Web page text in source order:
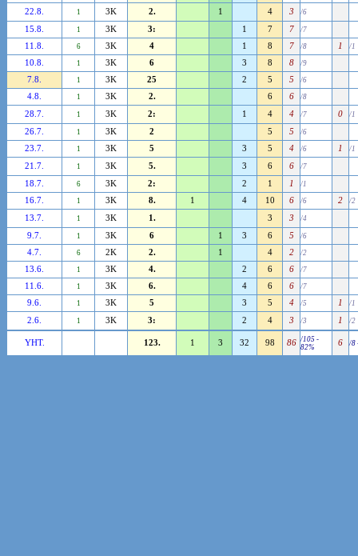
22.8.
1 3K 2. 1 4 3 /6
15.8. 1 3K 3: 1 7 7 /7
11.8. 6 3K 4 1 8 7 /8 1 /1
10.8. 1 3K 6 3 8 8 /9
7.8. 1 3K 25 2 5 5 /6
4.8. 1 3K 2. 6 6 /8
28.7. 1 3K 2: 1 4 4 /7 0 /1
26.7. 1 3K 2 5 5 /6
23.7. 1 3K 5 3 5 4 /6 1 /1
21.7. 1 3K 5. 3 6 6 /7
18.7. 6 3K 2: 2 1 1 /1
16.7. 1 3K 8. 1 4 10 6 /6 2 /2
13.7. 1 3K 1. 3 3 /4
9.7. 1 3K 6 1 3 6 5 /6
4.7. 6 2K 2. 1 4 2 /2
13.6. 1 3K 4. 2 6 6 /7
11.6. 1 3K 6. 4 6 6 /7
9.6. 1 3K 5 3 5 4 /5 1 /1
2.6. 1 3K 3: 2 4 3 /3 1 /2
YHT. 123. 1 3 32 98 86 /105 -
82%
6 /8